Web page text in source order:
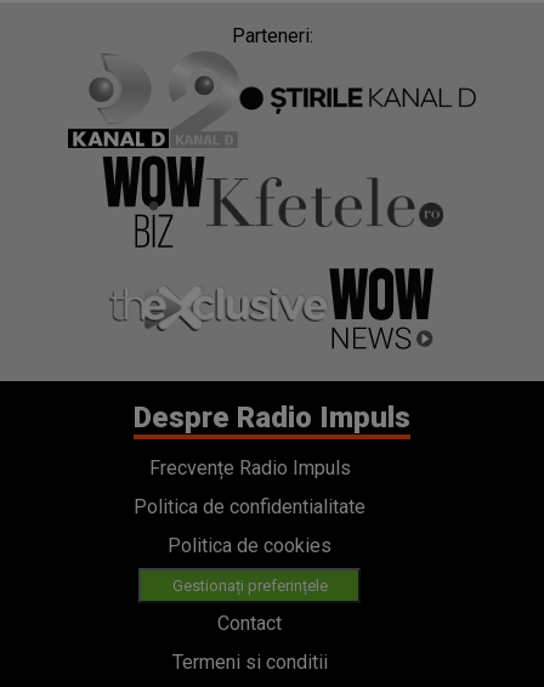
Parteneri:
Despre Radio Impuls
Frecvențe Radio Impuls
Politica de confidentialitate
Politica de cookies
Gestionați preferințele
Contact
Termeni si conditii